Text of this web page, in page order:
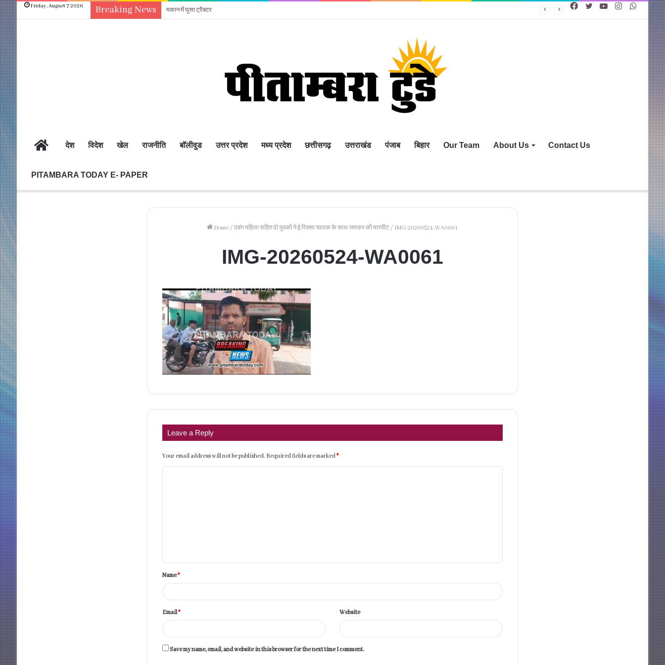
Friday, August 7 2026 Breaking News मकान में घुसा ट्रैक्टर
Instagram
YouTube
Twitter
Facebook
होम देश विदेश खेल राजनीति बॉलीवुड उत्तर प्रदेश मध्य प्रदेश छत्तीसगढ़ उत्तराखंड पंजाब बिहार Our Team About Us Contact Us
PITAMBARA TODAY E- PAPER
Home / दबंग महिला सहित दो युवकों ने ई रिक्सा चालक के साथ जमकर की मारपीट / IMG-20260524-WA0061
IMG-20260524-WA0061
Leave a Reply
Your email address will not be published. Required fields are marked*
t
*Name*
Email* Website
Save my name, email, and website in this browser for the next time I comment.